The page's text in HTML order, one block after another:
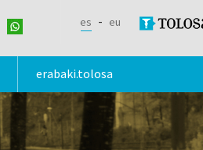
es eu
erabaki.tolosa